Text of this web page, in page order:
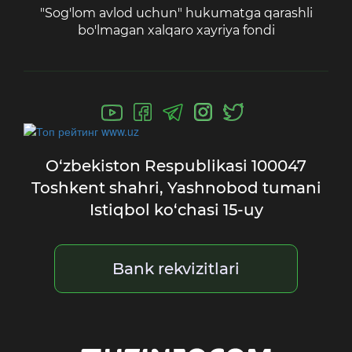
"Sog'lom avlod uchun" hukumatga qarashli
bo'lmagan xalqaro xayriya fondi
O‘zbekiston Respublikasi 100047
Toshkent shahri, Yashnobod tumani
Istiqbol ko‘chasi 15-uy
Bank rekvizitlari